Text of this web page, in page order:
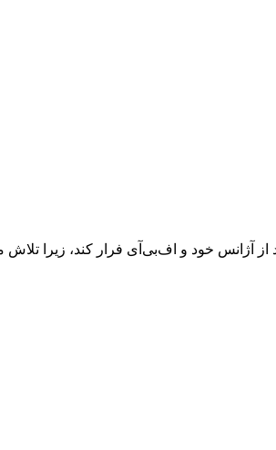
آژانس خود و اف‌بی‌آی فرار کند، زیرا